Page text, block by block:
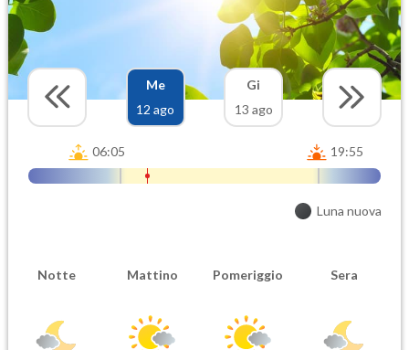
Me
12 ago
Gi
13 ago
06:05 19:55
Luna nuova
Notte Mattino Pomeriggio Sera